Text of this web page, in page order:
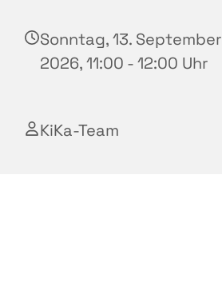
Sonntag, 13. September
2026, 11:00 - 12:00 Uhr
KiKa-Team